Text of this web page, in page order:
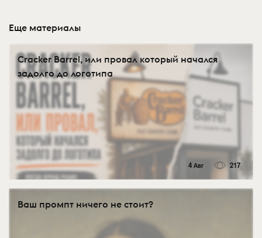
Еще материалы
Cracker Barrel, или провал который начался
задолго до логотипа
4 Авг 217
Ваш промпт ничего не стоит?